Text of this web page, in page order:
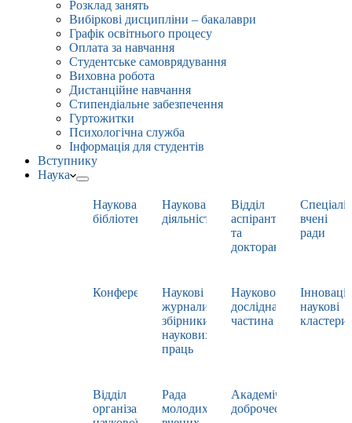
Розклад занять
Вибіркові дисципліни – бакалаври
Графік освітнього процесу
Оплата за навчання
Студентське самоврядування
Виховна робота
Дистанційне навчання
Стипендіальне забезпечення
Гуртожитки
Психологічна служба
Інформація для студентів
Вступнику
Наука
Наукова
бібліотека
Наукова
діяльність
Відділ
аспірантури
та
докторантури
вчені
ради
Конференції
Наукові
журнали,
збірники
наукових
праць
Науково-
дослідна
частина
наукові
кластери
Відділ
організації
Рада
молодих
Академічна
доброчесність